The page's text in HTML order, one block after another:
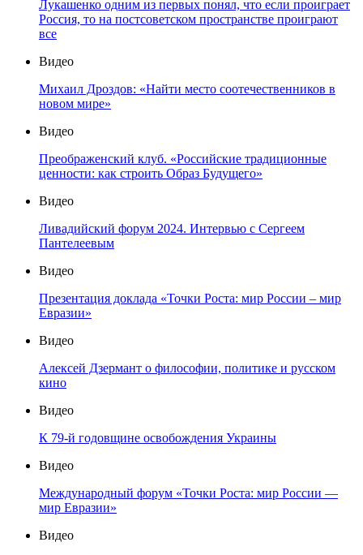
Лукашенко одним из первых понял, что если проиграет
Россия, то на постсоветском пространстве проиграют
все
Видео
Михаил Дроздов: «Найти место соотечественников в
новом мире»
Видео
Преображенский клуб. «Российские традиционные
ценности: как строить Образ Будущего»
Видео
Ливадийский форум 2024. Интервью с Сергеем
Пантелеевым
Видео
Презентация доклада «Точки Роста: мир России – мир
Евразии»
Видео
Алексей Дзермант о философии, политике и русском
кино
Видео
К 79-й годовщине освобождения Украины
Видео
Международный форум «Точки Роста: мир России —
мир Евразии»
Видео